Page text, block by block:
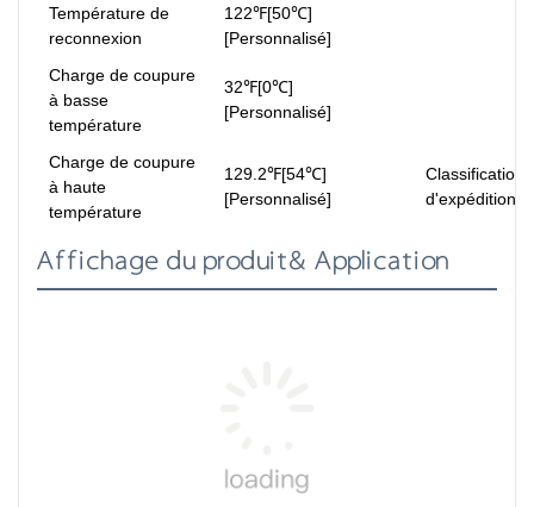
Température de
reconnexion
122℉[50℃]
[Personnalisé]
Charge de coupure
à basse
température
32℉[0℃]
[Personnalisé]
Charge de coupure
à haute
température
129.2℉[54℃]
[Personnalisé]
Classification
d'expédition
Affichage du produit& Application